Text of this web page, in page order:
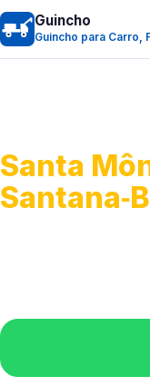
Guincho
Guincho para Carro,
Santa